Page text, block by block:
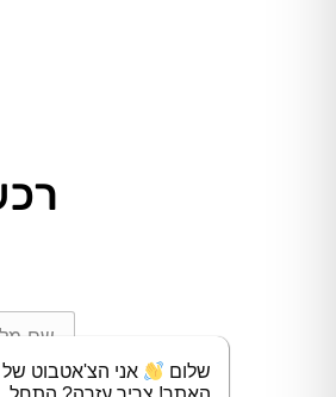
מאשר/
שלום
אני הצ'אטבוט של